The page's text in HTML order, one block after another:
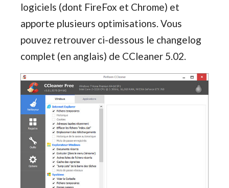
logiciels (dont FireFox et Chrome) et
apporte plusieurs optimisations. Vous
pouvez retrouver ci-dessous le changelog
complet (en anglais) de CCleaner 5.02.